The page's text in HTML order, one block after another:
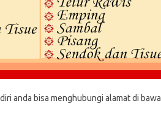
anda bisa menghubungi alamat di